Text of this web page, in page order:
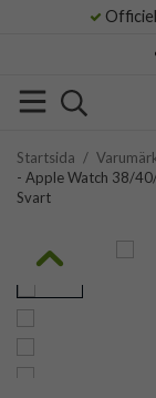
Startsida /
- Apple Watch 38/
Svart